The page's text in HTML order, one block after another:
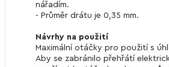
nářadím.
- Průměr drátu je 0,35 mm.
Návrhy na použití
Maximální otáčky pro použití s
Aby se zabránilo přehřátí